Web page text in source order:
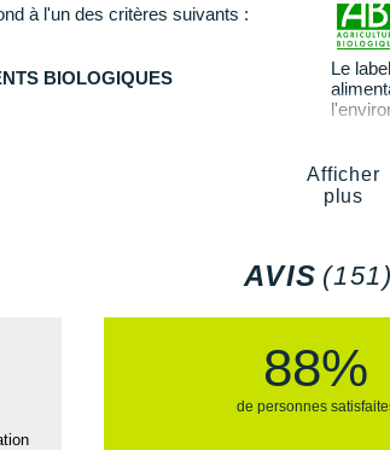
à l'un des critères suivants :
BIOLOGIQUES
Le
Afficher
plus
AVIS (151)
88%
de personnes